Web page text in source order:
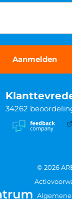
34262
© 2026